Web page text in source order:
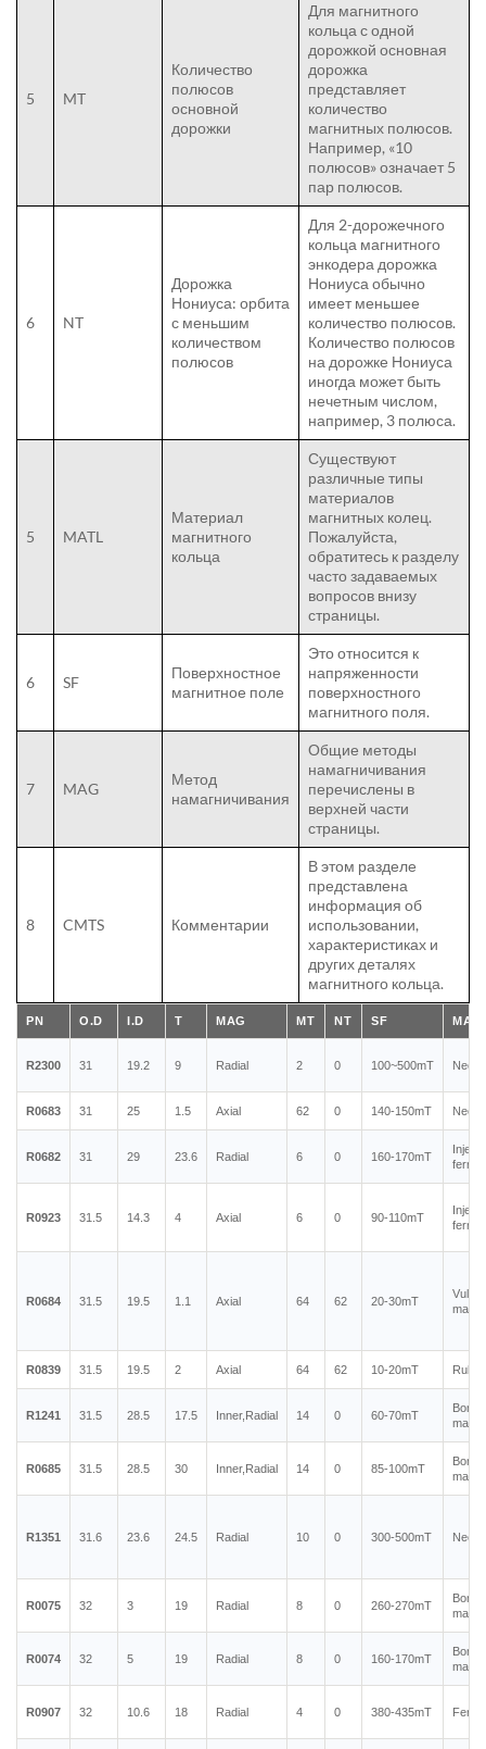
5 MT
Количество
полюсов
основной
дорожки
Для магнитного
кольца с одной
дорожкой основная
дорожка
представляет
количество
магнитных полюсов.
Например, «10
полюсов» означает 5
пар полюсов.
6 NT
Дорожка
Нониуса: орбита
с меньшим
количеством
полюсов
Для 2-дорожечного
кольца магнитного
энкодера дорожка
Нониуса обычно
имеет меньшее
количество полюсов.
Количество полюсов
на дорожке Нониуса
иногда может быть
нечетным числом,
например, 3 полюса.
5 MATL
Материал
магнитного
кольца
Существуют
различные типы
материалов
магнитных колец.
Пожалуйста,
обратитесь к разделу
часто задаваемых
вопросов внизу
страницы.
6 SF
Поверхностное
магнитное поле
Это относится к
напряженности
поверхностного
магнитного поля.
7 MAG
Метод
намагничивания
Общие методы
намагничивания
перечислены в
верхней части
страницы.
8 CMTS Комментарии
В этом разделе
представлена
информация об
использовании,
характеристиках и
других деталях
магнитного кольца.
PN O.D I.D T MAG MT NT SF
R2300 31 19.2 9 Radial 2 0 100~500mT
R0683 31 25 1.5 Axial 62 0 140-150mT
R0682 31 29 23.6 Radial 6 0 160-170mT
ferrite
R0923 31.5 14.3 4 Axial 6 0 90-110mT
ferrite
R0684 31.5 19.5 1.1 Axial 64 62 20-30mT
R0839 31.5 19.5 2 Axial 64 62 10-20mT
R1241 31.5 28.5 17.5 Inner,Radial 14 0 60-70mT
R0685 31.5 28.5 30 Inner,Radial 14 0 85-100mT
R1351 31.6 23.6 24.5 Radial 10 0 300-500mT
R0075 32 3 19 Radial 8 0 260-270mT
R0074 32 5 19 Radial 8 0 160-170mT
R0907 32 10.6 18 Radial 4 0 380-435mT